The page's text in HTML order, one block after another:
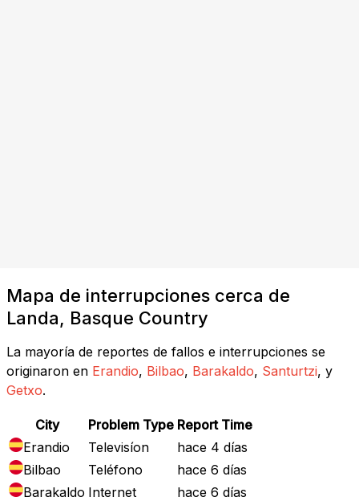
Mapa de interrupciones cerca de
Landa, Basque Country
La mayoría de reportes de fallos e interrupciones se
originaron en Erandio, Bilbao, Barakaldo, Santurtzi, y
Getxo.
City Problem Type Report Time
Erandio
Televisíon
hace 4 días
Bilbao
Teléfono
hace 6 días
Barakaldo Internet
hace 6 días